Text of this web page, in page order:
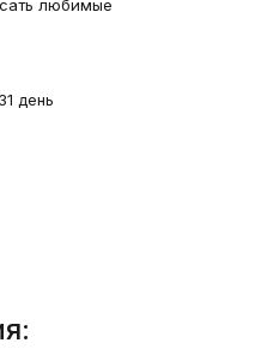
любимые
день